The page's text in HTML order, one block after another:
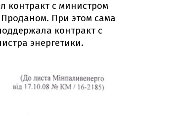
контракт с министром
При этом сама
контракт с
энергетики.